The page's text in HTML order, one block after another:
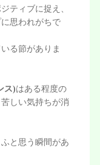
ティブに捉え、
思われがちで
る節がありま
ス)はある程度の
しい気持ちが消
と思う瞬間があ